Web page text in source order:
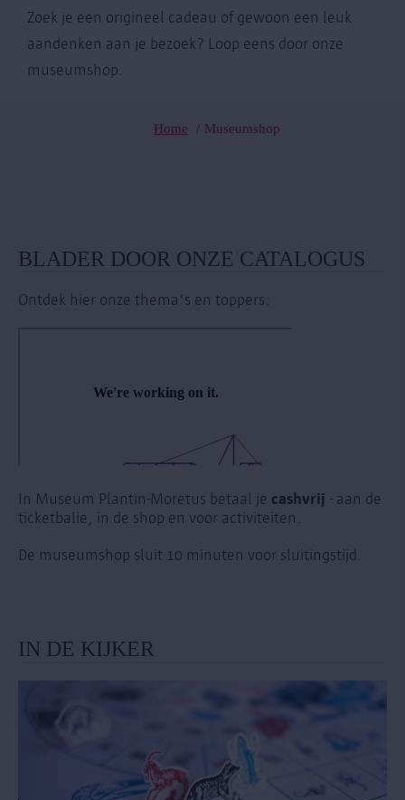
Zoek je een origineel cadeau of gewoon een leuk
aandenken aan je bezoek? Loop eens door onze
museumshop.
Kruimelpad
Home Museumshop
BLADER DOOR ONZE CATALOGUS
Ontdek hier onze thema's en toppers:
In Museum Plantin-Moretus betaal je cashvrij - aan de
ticketbalie, in de shop en voor activiteiten.
De museumshop sluit 10 minuten voor sluitingstijd.
IN DE KIJKER